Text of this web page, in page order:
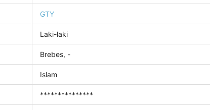
GTY
Laki-laki
Brebes, -
Islam
***************